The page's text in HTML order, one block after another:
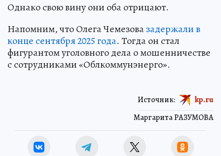
Однако свою вину они оба отрицают.
Напомним, что Олега Чемезовазадержали в
конце сентября 2025 года. Тогда он стал
фигурантом уголовного дела о мошенничестве
с сотрудниками «Облкоммунэнерго».
Маргарита РАЗУМОВА
Источник: kp.ru